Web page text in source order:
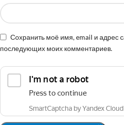
Сохранить моё имя, email и адрес
последующих моих комментариев.